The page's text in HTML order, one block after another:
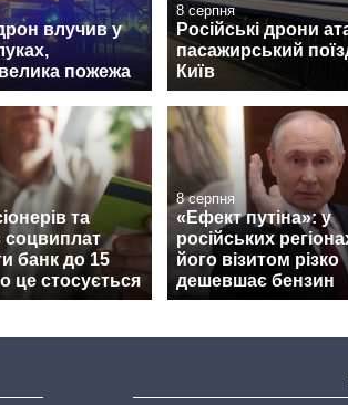
влучив у
пожежа
8 серпня
Російські дрони
пасажирський
Київ
та
соцвиплат
банк до 15
це стосується
8 серпня
«Ефект путіна»: у
російських
його візитом різко
дешевшає бензин